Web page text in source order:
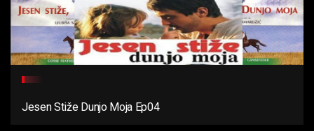
Jesen Stiže Dunjo Moja Ep04